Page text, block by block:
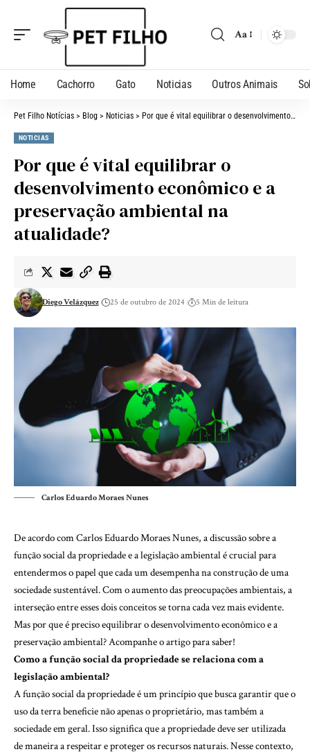
Aa
Home Cachorro Gato Noticias Outros Animais
Pet Filho Notícias > Blog > Noticias > Por que é vital equilibrar o desenvolvimento econômico e a preservação ambiental na atualidade?
NOTICIAS
Por que é vital equilibrar o
desenvolvimento econômico e a
preservação ambiental na
atualidade?
Diego Velázquez 25 de outubro de 2024 5 Min de leitura
Carlos Eduardo Moraes Nunes
De acordo com Carlos Eduardo Moraes Nunes, a discussão sobre a
função social da propriedade e a legislação ambiental é crucial para
entendermos o papel que cada um desempenha na construção de uma
sociedade sustentável. Com o aumento das preocupações ambientais, a
interseção entre esses dois conceitos se torna cada vez mais evidente.
Mas por que é preciso equilibrar o desenvolvimento econômico e a
preservação ambiental? Acompanhe o artigo para saber!
Como a função social da propriedade se relaciona com a
legislação ambiental?
A função social da propriedade é um princípio que busca garantir que o
uso da terra beneficie não apenas o proprietário, mas também a
sociedade em geral. Isso significa que a propriedade deve ser utilizada
de maneira a respeitar e proteger os recursos naturais. Nesse contexto,